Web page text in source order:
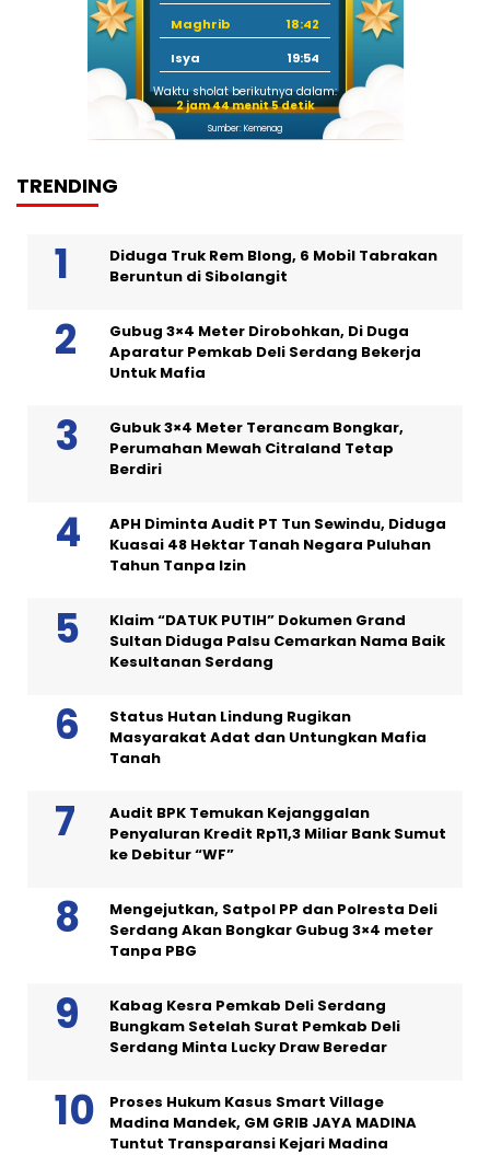
Maghrib
18:42
Isya
19:54
Waktu sholat berikutnya dalam:
2 jam 44 menit 4 detik
Sumber: Kemenag
TRENDING
Diduga Truk Rem Blong, 6 Mobil Tabrakan
Beruntun di Sibolangit
Gubug 3×4 Meter Dirobohkan, Di Duga
Aparatur Pemkab Deli Serdang Bekerja
Untuk Mafia
Gubuk 3×4 Meter Terancam Bongkar,
Perumahan Mewah Citraland Tetap
Berdiri
APH Diminta Audit PT Tun Sewindu, Diduga
Kuasai 48 Hektar Tanah Negara Puluhan
Tahun Tanpa Izin
Klaim “DATUK PUTIH” Dokumen Grand
Sultan Diduga Palsu Cemarkan Nama Baik
Kesultanan Serdang
Status Hutan Lindung Rugikan
Masyarakat Adat dan Untungkan Mafia
Tanah
Audit BPK Temukan Kejanggalan
Penyaluran Kredit Rp11,3 Miliar Bank Sumut
ke Debitur “WF”
Mengejutkan, Satpol PP dan Polresta Deli
Serdang Akan Bongkar Gubug 3×4 meter
Tanpa PBG
Kabag Kesra Pemkab Deli Serdang
Bungkam Setelah Surat Pemkab Deli
Serdang Minta Lucky Draw Beredar
Proses Hukum Kasus Smart Village
Madina Mandek, GM GRIB JAYA MADINA
Tuntut Transparansi Kejari Madina